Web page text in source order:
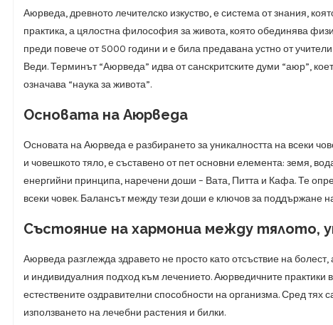
Аюрведа, древното лечителско изкуство, е система от знания,
практика, а цялостна философия за живота, която обединява
преди повече от 5000 години и е била предавана устно от
Веди. Терминът “Аюрведа” идва от санскритските думи “аюр”,
означава “наука за живота”.
Основата на Аюрведа
Основата на Аюрведа е разбирането за уникалността на всеки
и човешкото тяло, е съставено от пет основни елемента: земя,
енергийни принципа, наречени доши – Вата, Питта и Кафа. Те
всеки човек. Балансът между тези доши е ключов за поддържане
Състояние на хармониа между тялото,
Аюрведа разглежда здравето не просто като отсъствие на
и индивидуалния подход към лечението. Аюрведичните практики
естествените оздравителни способности на организма. Сред
използването на лечебни растения и билки.